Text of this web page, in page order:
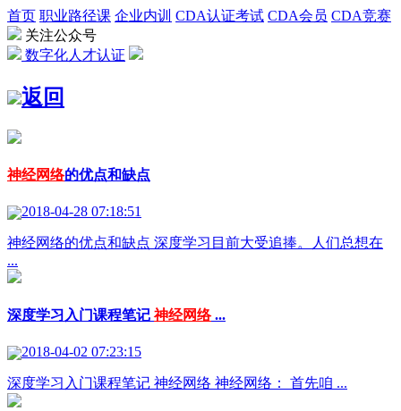
首页 职业路径课 企业内训 CDA认证考试 CDA会员 CDA竞赛
关注公众号
数字化人才认证
返回
神经网络的优点和缺点
2018-04-28 07:18:51
神经网络的优点和缺点 深度学习目前大受追捧。人们总想在
...
深度学习入门课程笔记神经网络...
2018-04-02 07:23:15
深度学习入门课程笔记 神经网络 神经网络： 首先咱 ...